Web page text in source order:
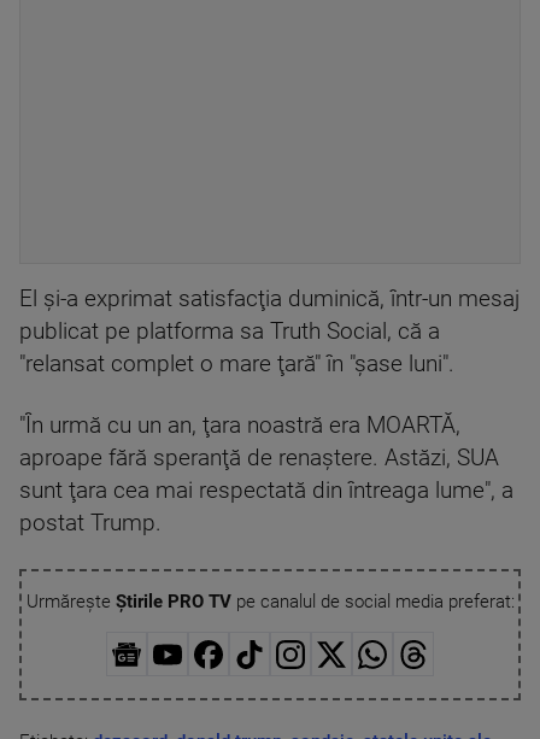
El şi-a exprimat satisfacţia duminică, într-un mesaj
publicat pe platforma sa Truth Social, că a
"relansat complet o mare ţară" în "şase luni".
"În urmă cu un an, ţara noastră era MOARTĂ,
aproape fără speranţă de renaştere. Astăzi, SUA
sunt ţara cea mai respectată din întreaga lume", a
postat Trump.
Urmărește Știrile PRO TVpe canalul de social media preferat: